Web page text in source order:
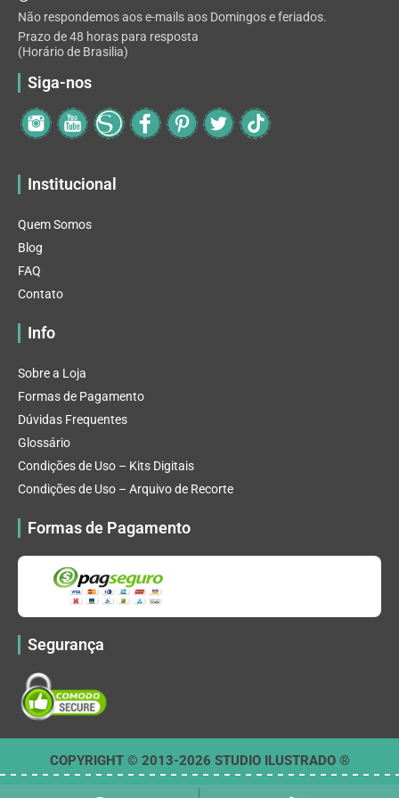
Não respondemos aos e-mails aos Domingos e feriados.
Prazo de 48 horas para resposta
(Horário de Brasilia)
Siga-nos
Institucional
Quem Somos
Blog
FAQ
Contato
Info
Sobre a Loja
Formas de Pagamento
Dúvidas Frequentes
Glossário
Condições de Uso – Kits Digitais
Condições de Uso – Arquivo de Recorte
Formas de Pagamento
Segurança
COPYRIGHT © 2013-2026 STUDIO ILUSTRADO ®